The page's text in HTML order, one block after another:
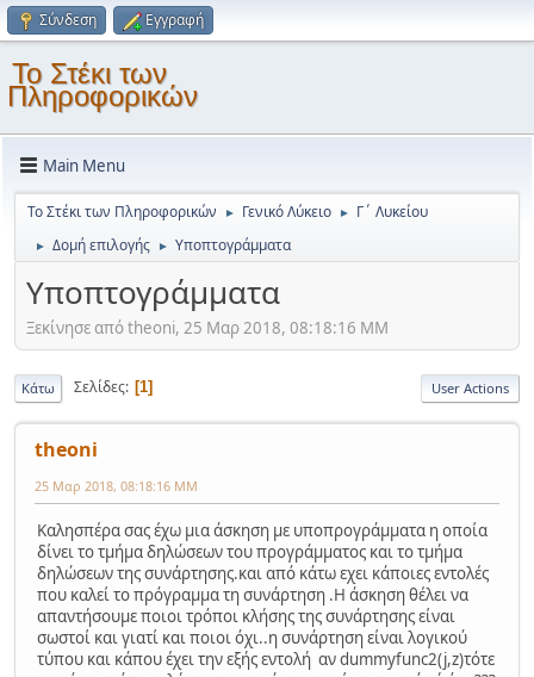
Σύνδεση Εγγραφή
Το Στέκι των
Πληροφορικών
Main Menu
Το Στέκι των Πληροφορικών ► Γενικό Λύκειο ► Γ΄ Λυκείου
► Δομή επιλογής ► Υποπτογράμματα
Υποπτογράμματα
Ξεκίνησε από theoni, 25 Μαρ 2018, 08:18:16 ΜΜ
Κάτω Σελίδες 1 User Actions
theoni
25 Μαρ 2018, 08:18:16 ΜΜ
Καλησπέρα σας έχω μια άσκηση με υποπρογράμματα η οποία
δίνει το τμήμα δηλώσεων του προγράμματος και το τμήμα
δηλώσεων της συνάρτησης.και από κάτω εχει κάποιες εντολές
που καλεί το πρόγραμμα τη συνάρτηση .Η άσκηση θέλει να
απαντήσουμε ποιοι τρόποι κλήσης της συνάρτησης είναι
σωστοί και γιατί και ποιοι όχι..η συνάρτηση είναι λογικού
τύπου και κάπου έχει την εξής εντολή αν dummyfunc2(j,z)τότε